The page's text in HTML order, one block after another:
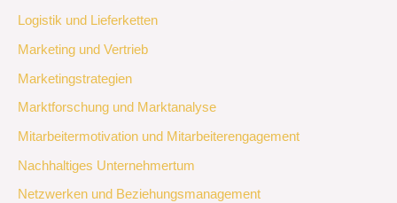
Logistik und Lieferketten
Marketing und Vertrieb
Marketingstrategien
Marktforschung und Marktanalyse
Mitarbeitermotivation und Mitarbeiterengagement
Nachhaltiges Unternehmertum
Netzwerken und Beziehungsmanagement